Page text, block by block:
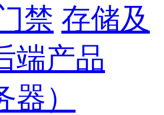
禁 存储及
端产品
器）